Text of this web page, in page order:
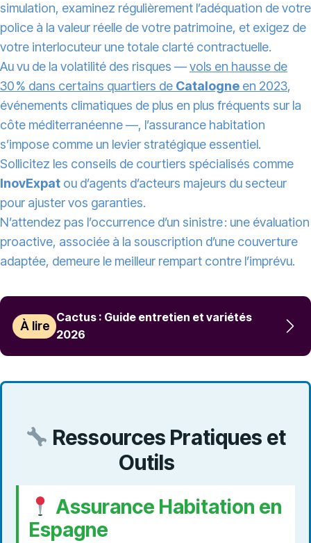
simulation, examinez régulièrement l’adéquation de votre
police à la valeur réelle de votre patrimoine, et exigez de
votre interlocuteur une totale clarté contractuelle.
Au vu de la volatilité des risques —vols en hausse de
30 % dans certains quartiers de Catalogne en 2023,
événements climatiques de plus en plus fréquents sur la
côte méditerranéenne —, l’assurance habitation
s’impose comme un levier stratégique essentiel.
Sollicitez les conseils de courtiers spécialisés comme
InovExpat ou d’agents d’acteurs majeurs du secteur
pour ajuster vos garanties.
N’attendez pas l’occurrence d’un sinistre : une évaluation
proactive, associée à la souscription d’une couverture
adaptée, demeure le meilleur rempart contre l’imprévu.
À lire
Cactus : Guide entretien et variétés
2026
Ressources Pratiques et
Outils
Assurance Habitation en
Espagne